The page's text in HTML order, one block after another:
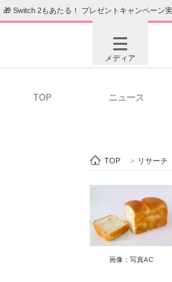
🎁 Switch 2もあたる！ プレゼントキャンペーン実
メディア
ビジネスと
TOP ニュース
TOP > リサーチ
画像：写真AC